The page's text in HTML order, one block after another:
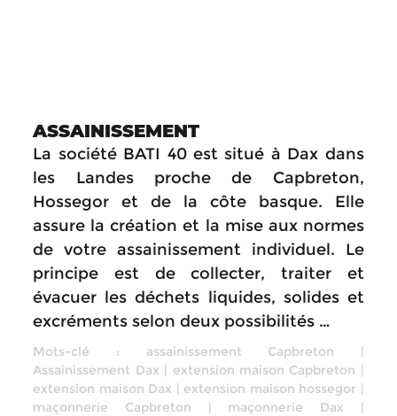
ASSAINISSEMENT
La société BATI 40 est situé à Dax dans
les Landes proche de Capbreton,
Hossegor et de la côte basque. Elle
assure la création et la mise aux normes
de votre assainissement individuel. Le
principe est de collecter, traiter et
évacuer les déchets liquides, solides et
excréments selon deux possibilités …
Mots-clé : assainissement Capbreton |
Assainissement Dax | extension maison Capbreton |
extension maison Dax | extension maison hossegor |
maçonnerie Capbreton | maçonnerie Dax |